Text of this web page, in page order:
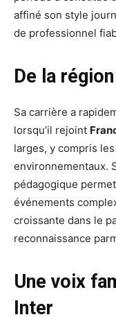
affiné son style
de professionnel
De la
Sa carrière a
lorsqu’il rejoint
larges, y compris
environnementaux.
pédagogique
événements
croissante dans le
reconnaissance
Une voix
Inter